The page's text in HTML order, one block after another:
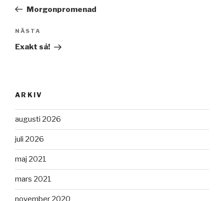
inläggMorgonpromenad
Nästa
inlägg
NÄSTA
Exakt så!
ARKIV
augusti 2026
juli 2026
maj 2021
mars 2021
november 2020